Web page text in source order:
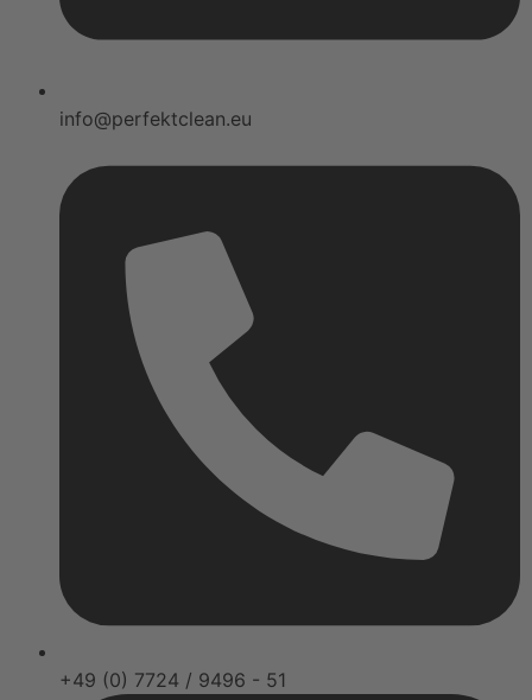
info@perfektclean.eu
+49 (0) 7724 / 9496 - 51